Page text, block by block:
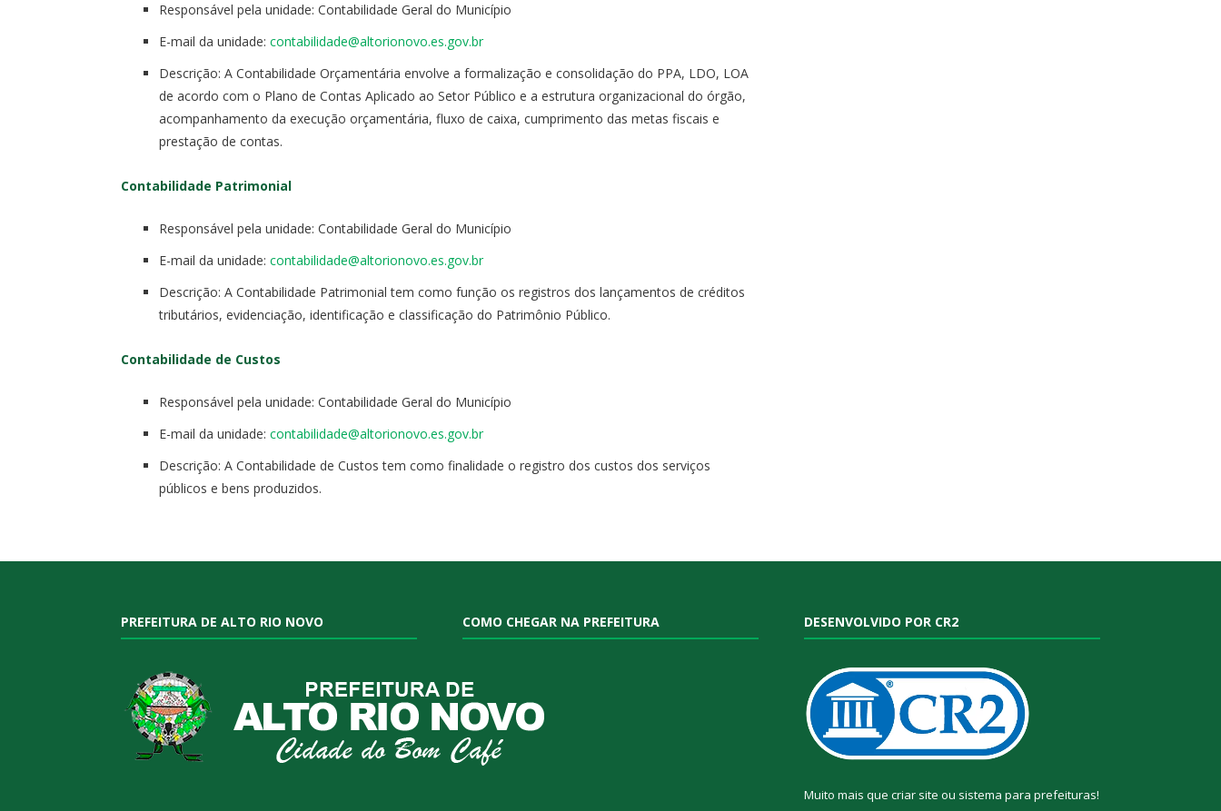
Responsável pela unidade: Contabilidade Geral do Município
E-mail da unidade: contabilidade@altorionovo.es.gov.br
Descrição: A Contabilidade Orçamentária envolve a formalização e consolidação do PPA, LDO, LOA
de acordo com o Plano de Contas Aplicado ao Setor Público e a estrutura organizacional do órgão,
acompanhamento da execução orçamentária, fluxo de caixa, cumprimento das metas fiscais e
prestação de contas.
Contabilidade Patrimonial
Responsável pela unidade: Contabilidade Geral do Município
E-mail da unidade: contabilidade@altorionovo.es.gov.br
Descrição: A Contabilidade Patrimonial tem como função os registros dos lançamentos de créditos
tributários, evidenciação, identificação e classificação do Patrimônio Público.
Contabilidade de Custos
Responsável pela unidade: Contabilidade Geral do Município
E-mail da unidade: contabilidade@altorionovo.es.gov.br
Descrição: A Contabilidade de Custos tem como finalidade o registro dos custos dos serviços
públicos e bens produzidos.
PREFEITURA DE ALTO RIO NOVO COMO CHEGAR NA PREFEITURA DESENVOLVIDO POR CR2
Muito mais que criar site ou sistema para prefeituras!